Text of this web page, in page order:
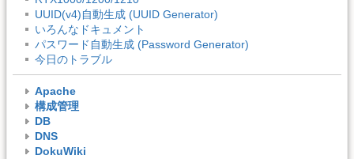
UUID(v4)自動生成 (UUID Generator)
いろんなドキュメント
パスワード自動生成 (Password Generator)
今日のトラブル
Apache
構成管理
DB
DNS
DokuWiki